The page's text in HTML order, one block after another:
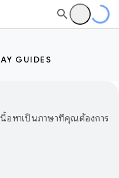
GUIDES
อหาเป็นภาษาที่คุณต้องการ